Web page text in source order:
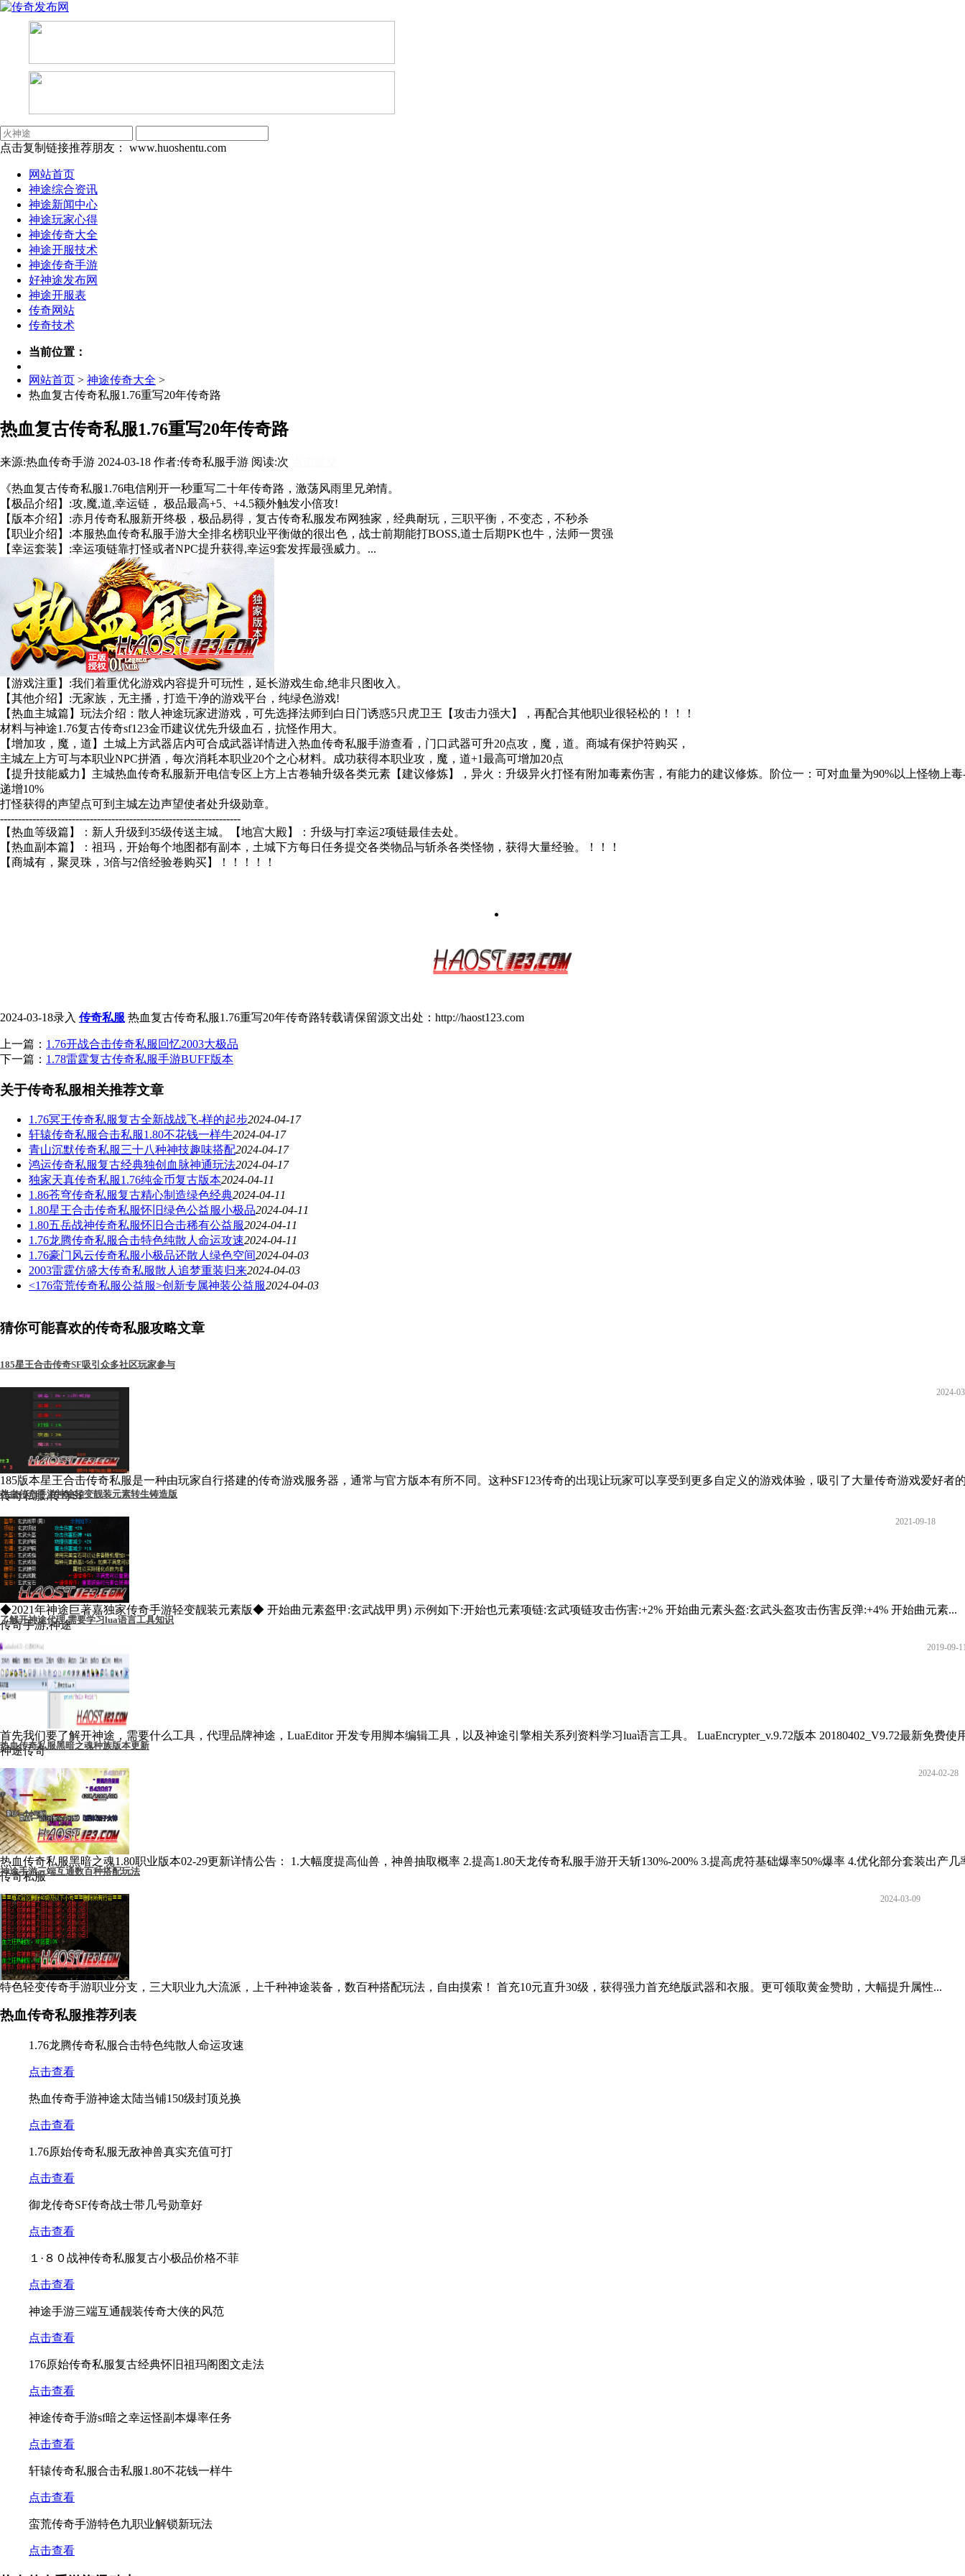
点击复制链接推荐朋友： www.huoshentu.com
网站首页
神途综合资讯
神途新闻中心
神途玩家心得
神途传奇大全
神途开服技术
神途传奇手游
好神途发布网
神途开服表
传奇网站
传奇技术
当前位置：
网站首页 > 神途传奇大全 >
热血复古传奇私服1.76重写20年传奇路
热血复古传奇私服1.76重写20年传奇路
来源:热血传奇手游 2024-03-18 作者:传奇私服手游 阅读:次
《热血复古传奇私服1.76电信刚开一秒重写二十年传奇路，激荡风雨里兄弟情。
【极品介绍】:攻,魔,道,幸运链， 极品最高+5、+4.5额外触发小倍攻!
【版本介绍】:赤月传奇私服新开终极，极品易得，复古传奇私服发布网独家，经典耐玩，三职平衡，不变态，不秒杀
【职业介绍】:本服热血传奇私服手游大全排名榜职业平衡做的很出色，战士前期能打BOSS,道士后期PK也牛，法师一贯强
【幸运套装】:幸运项链靠打怪或者NPC提升获得,幸运9套发挥最强威力。...
【游戏注重】:我们着重优化游戏内容提升可玩性，延长游戏生命,绝非只图收入。
【其他介绍】:无家族，无主播，打造干净的游戏平台，纯绿色游戏!
【热血主城篇】玩法介绍：散人神途玩家进游戏，可先选择法师到白日门诱惑5只虎卫王【攻击力强大】，再配合其他职业很轻松的！！！
材料与神途1.76复古传奇sf123金币建议优先升级血石，抗怪作用大。
【增加攻，魔，道】土城上方武器店内可合成武器详情进入热血传奇私服手游查看，门口武器可升20点攻，魔，道。商城有保护符购买，
主城左上方可与本职业NPC拼酒，每次消耗本职业20个之心材料。成功获得本职业攻，魔，道+1最高可增加20点
【提升技能威力】主城热血传奇私服新开电信专区上方上古卷轴升级各类元素【建议修炼】，异火：升级异火打怪有附加毒素伤害，有能力的建议修炼。阶位一：可对血量为90%以上怪物上
递增10%
打怪获得的声望点可到主城左边声望使者处升级勋章。
-------------------------------------------------------------------
【热血等级篇】：新人升级到35级传送主城。【地宫大殿】：升级与打幸运2项链最佳去处。
【热血副本篇】：祖玛，开始每个地图都有副本，土城下方每日任务提交各类物品与斩杀各类怪物，获得大量经验。！！！
【商城有，聚灵珠，3倍与2倍经验卷购买】！！！！！
2024-03-18录入 传奇私服 热血复古传奇私服1.76重写20年传奇路转载请保留源文出处：http://haost123.com
上一篇： 1.76开战合击传奇私服回忆2003大极品
下一篇： 1.78雷霆复古传奇私服手游BUFF版本
关于传奇私服相关推荐文章
1.76冥王传奇私服复古全新战战飞-样的起步2024-04-17
轩辕传奇私服合击私服1.80不花钱一样牛2024-04-17
青山沉默传奇私服三十八种神技趣味搭配2024-04-17
鸿运传奇私服复古经典独创血脉神通玩法2024-04-17
独家天真传奇私服1.76纯金币复古版本2024-04-11
1.86苍穹传奇私服复古精心制造绿色经典2024-04-11
1.80星王合击传奇私服怀旧绿色公益服小极品2024-04-11
1.80五岳战神传奇私服怀旧合击稀有公益服2024-04-11
1.76龙腾传奇私服合击特色纯散人命运攻速2024-04-11
1.76豪门风云传奇私服小极品还散人绿色空间2024-04-03
2003雷霆仿盛大传奇私服散人追梦重装归来2024-04-03
<176蛮荒传奇私服公益服>创新专属神装公益服2024-04-03
猜你可能喜欢的传奇私服攻略文章
185星王合击传奇SF吸引众多社区玩家参与
2024-
185版本星王合击传奇私服是一种由玩家自行搭建的传奇游戏服务器，通常与官方版本有所不同。这种SF123传奇的出现让玩家可以享受到更多自定义的游戏体验，吸引了大量传奇游戏爱好者
传奇私服,传奇SF
热血传奇手游神途轻变靓装元素转生铸造版
2021-09-18
◆2021年神途巨著嘉独家传奇手游轻变靓装元素版◆ 开始曲元素盔甲:玄武战甲男) 示例如下:开始也元素项链:玄武项链攻击伤害:+2% 开始曲元素头盔:玄武头盔攻击伤害反弹:+4% 开始曲元素...
传奇手游,神途
了解开神途代理,需要学习lua语言工具知识
2019-09-
首先我们要了解开神途，需要什么工具，代理品牌神途，LuaEditor 开发专用脚本编辑工具，以及神途引擎相关系列资料学习lua语言工具。 LuaEncrypter_v.9.72版本 20180402_V9.72最新免费使
神途传奇
热血传奇私服黑暗之魂种族版本更新
2024-02-28
热血传奇私服黑暗之魂1.80职业版本02-29更新详情公告： 1.大幅度提高仙兽，神兽抽取概率 2.提高1.80天龙传奇私服手游开天斩130%-200% 3.提高虎符基础爆率50%爆率 4.优化部分套装出产几
传奇私服
神途手游三端互通数百种搭配玩法
2024-03-09
特色轻变传奇手游职业分支，三大职业九大流派，上千种神途装备，数百种搭配玩法，自由摸索！ 首充10元直升30级，获得强力首充绝版武器和衣服。更可领取黄金赞助，大幅提升属性...
热血传奇私服推荐列表
1.76龙腾传奇私服合击特色纯散人命运攻速
点击查看
热血传奇手游神途太陆当铺150级封顶兑换
点击查看
1.76原始传奇私服无敌神兽真实充值可打
点击查看
御龙传奇SF传奇战士带几号勋章好
点击查看
１·８０战神传奇私服复古小极品价格不菲
点击查看
神途手游三端互通靓装传奇大侠的风范
点击查看
176原始传奇私服复古经典怀旧祖玛阁图文走法
点击查看
神途传奇手游sf暗之幸运怪副本爆率任务
点击查看
轩辕传奇私服合击私服1.80不花钱一样牛
点击查看
蛮荒传奇手游特色九职业解锁新玩法
点击查看